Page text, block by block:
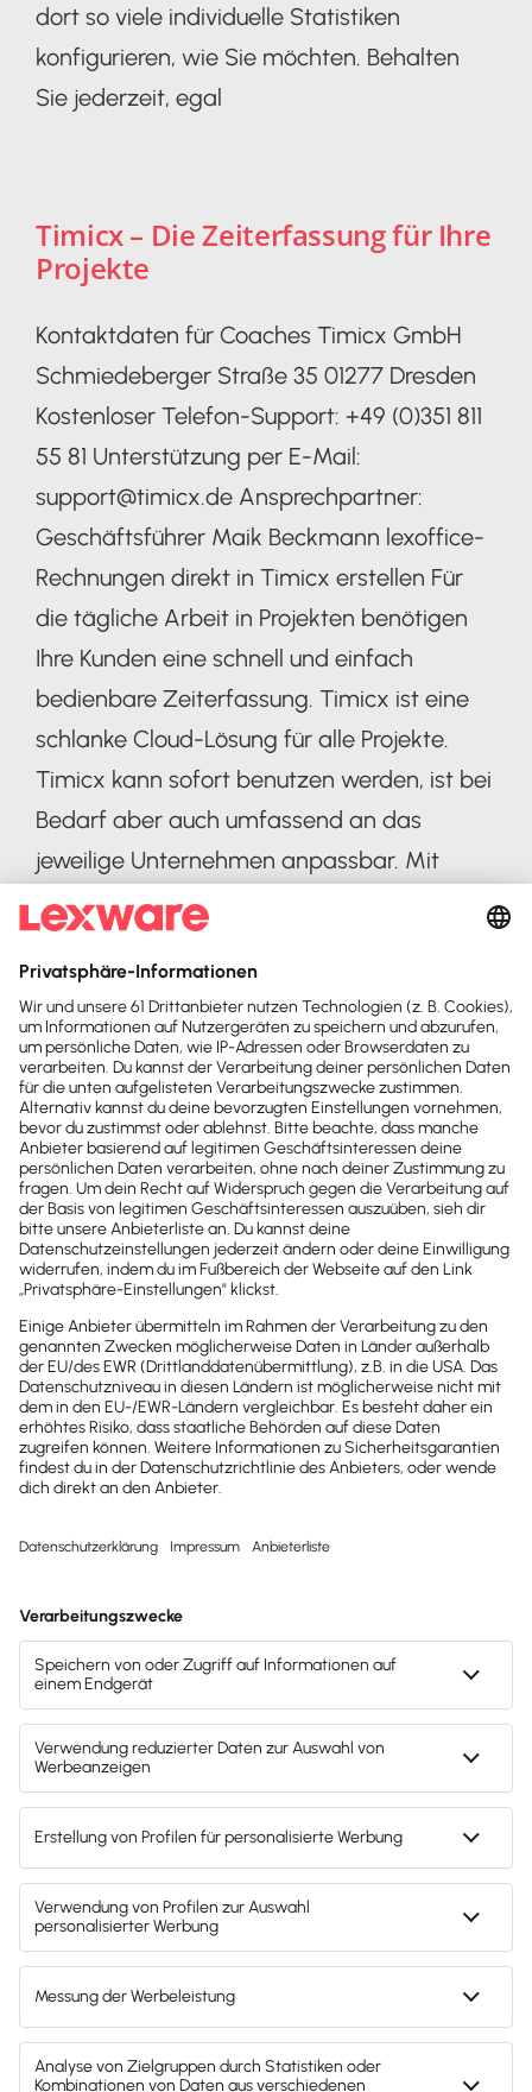
dort so viele individuelle Statistiken
konfigurieren, wie Sie möchten. Behalten
Sie jederzeit, egal
Timicx – Die Zeiterfassung für Ihre
Projekte
Kontaktdaten für Coaches Timicx GmbH
Schmiedeberger Straße 35 01277 Dresden
Kostenloser Telefon-Support: +49 (0)351 811
55 81 Unterstützung per E-Mail:
support@timicx.de Ansprechpartner:
Geschäftsführer Maik Beckmann lexoffice-
Rechnungen direkt in Timicx erstellen Für
die tägliche Arbeit in Projekten benötigen
Ihre Kunden eine schnell und einfach
bedienbare Zeiterfassung. Timicx ist eine
schlanke Cloud-Lösung für alle Projekte.
Timicx kann sofort benutzen werden, ist bei
Bedarf aber auch umfassend an das
jeweilige Unternehmen anpassbar. Mit
Timicx und Lexware Office lassen sich mit
wenigen Klicks Rechnungen direkt aus
erfassten Stunden erstellen. Wichtige
sx.analytics
Kontaktdaten für Coaches scoreworx
GmbH & Co. KG Mastholter Strasse 160
59558 Lippstadt Tel. +49 2941 202 462 0 E-
Mail info@scoreworx.de Ansprechpartner:
Geschäftsführer Rafael Grabenschröer E-
Mail: gb@scoreworx.de Wandeln Sie Ihre
Daten zu Unternehmenswissen Mit
»sx.analytics« Daten aus Lexware Office
So wandeln Ihre Kunden Daten zu
Intelligence Software Lösung konzentrieren
sich Ihre Kunden auf die Interpretation Ihrer
Kennzahlen und die Steuerung wichtiger
Unternehmensprozesse. Mit »sx.analytics«
treffen Ihre Kunden künftig sichere
Entscheidungen. Wichtige Informationen zu
sx.analytics für die Lexware
Lexware Office Partner und
Erweiterungen